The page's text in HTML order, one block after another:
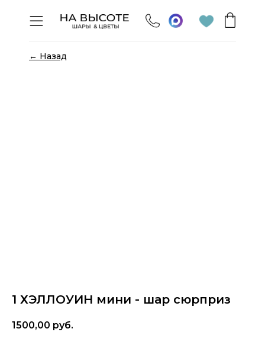
← Назад
1 ХЭЛЛОУИН мини - шар сюрприз
1500,00 руб.